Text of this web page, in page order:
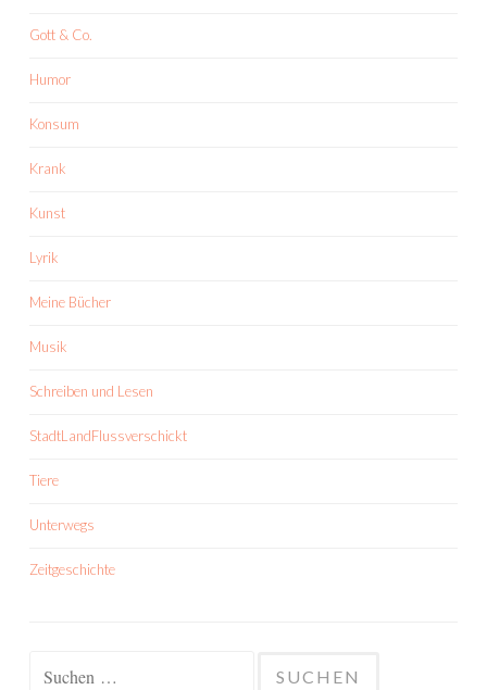
Gott & Co.
Humor
Konsum
Krank
Kunst
Lyrik
Meine Bücher
Musik
Schreiben und Lesen
StadtLandFlussverschickt
Tiere
Unterwegs
Zeitgeschichte